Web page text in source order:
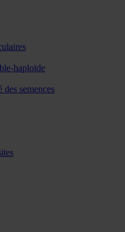
haploïde
des semences